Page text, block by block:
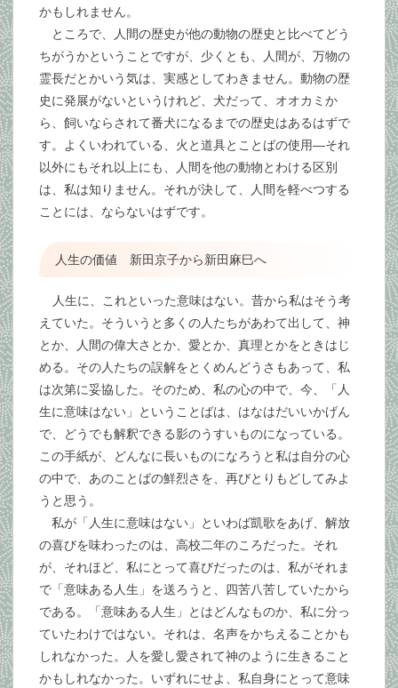
かもしれません。
ところで、人間の歴史が他の動物の歴史と比べてどう
ちがうかということですが、少くとも、人間が、万物の
霊長だとかいう気は、実感としてわきません。動物の歴
史に発展がないというけれど、犬だって、オオカミか
ら、飼いならされて番犬になるまでの歴史はあるはずで
す。よくいわれている、火と道具とことばの使用―それ
以外にもそれ以上にも、人間を他の動物とわける区別
は、私は知りません。それが決して、人間を軽べつする
ことには、ならないはずです。
人生の価値 新田京子から新田麻巳へ
人生に、これといった意味はない。昔から私はそう考
えていた。そういうと多くの人たちがあわて出して、神
とか、人間の偉大さとか、愛とか、真理とかをときはじ
める。その人たちの誤解をとくめんどうさもあって、私
は次第に妥協した。そのため、私の心の中で、今、「人
生に意味はない」ということばは、はなはだいいかげん
で、どうでも解釈できる影のうすいものになっている。
この手紙が、どんなに長いものになろうと私は自分の心
の中で、あのことばの鮮烈さを、再びとりもどしてみよ
うと思う。
私が「人生に意味はない」といわば凱歌をあげ、解放
の喜びを味わったのは、高校二年のころだった。それ
が、それほど、私にとって喜びだったのは、私がそれま
で「意味ある人生」を送ろうと、四苦八苦していたから
である。「意味ある人生」とはどんなものか、私に分っ
ていたわけではない。それは、名声をかちえることかも
しれなかった。人を愛し愛されて神のように生きること
かもしれなかった。いずれにせよ、私自身にとって意味